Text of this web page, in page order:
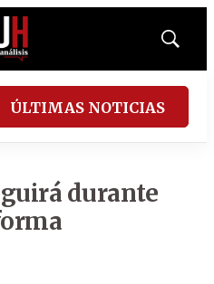
Mostrar
ÚLTIMAS NOTICIAS
durante